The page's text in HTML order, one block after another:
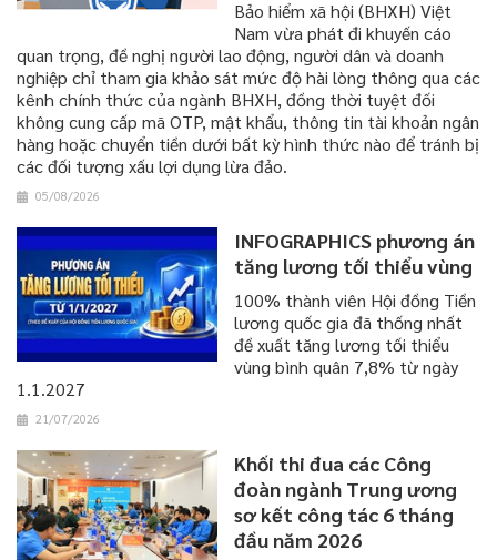
Bảo hiểm xã hội (BHXH) Việt
Nam vừa phát đi khuyến cáo
quan trọng, đề nghị người lao động, người dân và doanh
nghiệp chỉ tham gia khảo sát mức độ hài lòng thông qua các
kênh chính thức của ngành BHXH, đồng thời tuyệt đối
không cung cấp mã OTP, mật khẩu, thông tin tài khoản ngân
hàng hoặc chuyển tiền dưới bất kỳ hình thức nào để tránh bị
các đối tượng xấu lợi dụng lừa đảo.
05/08/2026
INFOGRAPHICS phương án
tăng lương tối thiểu vùng
100% thành viên Hội đồng Tiền
lương quốc gia đã thống nhất
đề xuất tăng lương tối thiểu
vùng bình quân 7,8% từ ngày
1.1.2027
21/07/2026
Khối thi đua các Công
đoàn ngành Trung ương
sơ kết công tác 6 tháng
đầu năm 2026